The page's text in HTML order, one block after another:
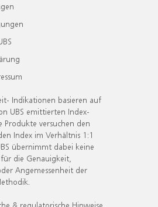
Indikationen basieren auf
UBS emittierten Index-
Produkte versuchen den
Index im Verhältnis 1:1
übernimmt dabei keine
die Genauigkeit,
Angemessenheit der